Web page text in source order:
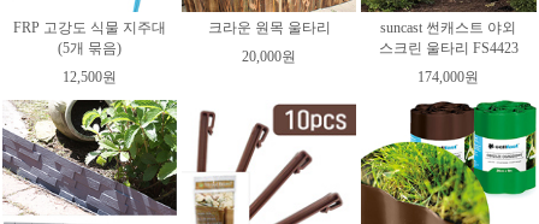
FRP 고강도 식물 지주대
(5개 묶음)
12,500원
크라운 원목 울타리
20,000원
suncast 썬캐스트 야외
스크린 울타리 FS4423
174,000원